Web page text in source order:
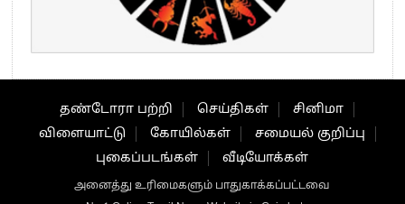
தண்டோரா பற்றி செய்திகள்
சினிமா
விளையாட்டு
கோயில்கள்
சமையல் குறிப்பு
புகைப்படங்கள்
வீடியோக்கள்
அனைத்து உரிமைகளும் பாதுகாக்கப்பட்டவை